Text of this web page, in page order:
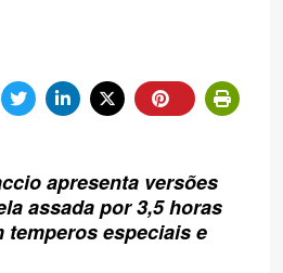
apresenta versões
assada por 3,5 horas
temperos especiais e